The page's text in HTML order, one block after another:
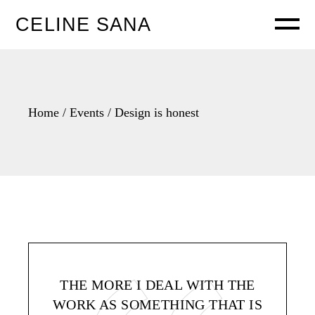
CELINE SANA
Home Events Design is honest
THE MORE I DEAL WITH THE
WORK AS SOMETHING THAT IS